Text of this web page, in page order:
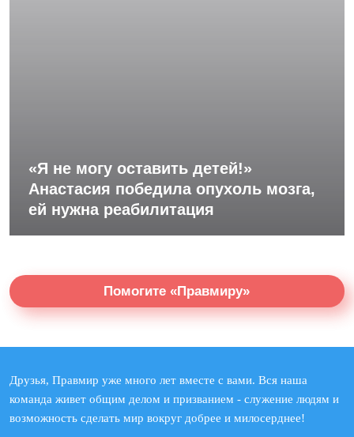
«Я не могу оставить детей!»
Анастасия победила опухоль мозга,
ей нужна реабилитация
Помогите «Правмиру»
Друзья, Правмир уже много лет вместе с вами. Вся наша
команда живет общим делом и призванием - служение людям и
возможность сделать мир вокруг добрее и милосерднее!